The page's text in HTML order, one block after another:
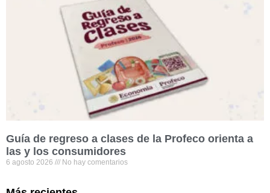
Guía de regreso a clases de la Profeco orienta a
las y los consumidores
6 agosto 2026 No hay comentarios